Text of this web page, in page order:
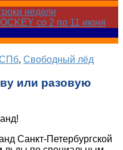
недели
со 2 по 11 июня
, Свободный лёд
или разовую
Санкт-Петербургской